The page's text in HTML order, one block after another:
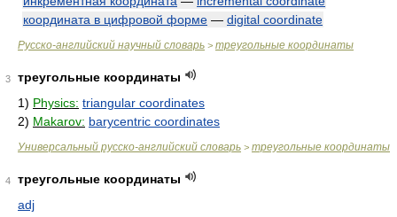
координата в цифровой форме — digital coordinate
Русско-английский научный словарь > треугольные координаты
3
треугольные координаты
1) Physics: triangular coordinates
2) Makarov: barycentric coordinates
Универсальный русско-английский словарь > треугольные координаты
4
треугольные координаты
adj